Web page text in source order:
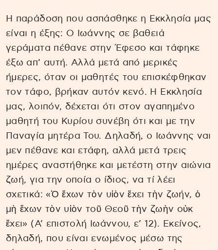
Η παράδοση που ασπάσθηκε η Εκκλησία μας
είναι η έξης: Ο Ιωάννης σε βαθειά
γεράματα πέθανε στην Έφεσο και τάφηκε
έξω απ’ αυτή. Αλλά μετά από μερικές
ήμερες, όταν οι μαθητές του επισκέφθηκαν
τον τάφο, βρήκαν αυτόν κενό. Η Εκκλησία
μας, λοιπόν, δέχεται ότι στον αγαπημένο
μαθητή του Κυρίου συνέβη ότι και με την
Παναγία μητέρα Του. Δηλαδή, ο Ιωάννης ναι
μεν πέθανε και ετάφη, αλλά μετά τρεις
ημέρες αναστήθηκε και μετέστη στην αιώνια
ζωή, για την οποία ο ίδιος, να τί λέει
σχετικά: «Ὁ ἔχων τὸν υἱὸν ἔχει τὴν ζωήν, ὁ
μὴ ἔχων τὸν υἱὸν τοῦ Θεοῦ τὴν ζωὴν οὐκ
ἔχει» (Α’ επιστολή Ιωάννου, ε’ 12). Εκείνος,
δηλαδή, που είναι ενωμένος μέσω της